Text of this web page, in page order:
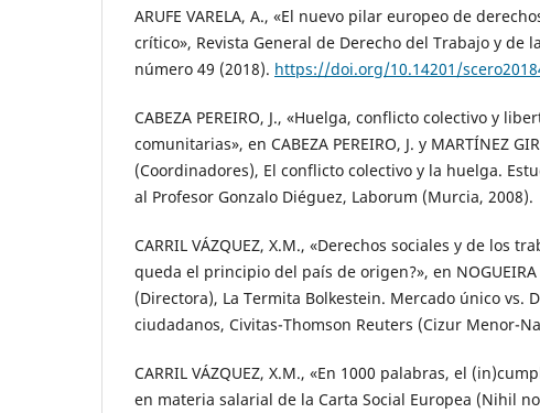
ARUFE VARELA, A., «El nuevo pilar europeo de
crítico», Revista General de Derecho del Trabajo y de
número 49 (2018). https://doi.org/10.14201/
CABEZA PEREIRO, J., «Huelga, conflicto colectivo y
comunitarias», en CABEZA PEREIRO, J. y MARTÍNEZ
(Coordinadores), El conflicto colectivo y la huelga.
al Profesor Gonzalo Diéguez, Laborum (Murcia, 2008).
CARRIL VÁZQUEZ, X.M., «Derechos sociales y de los
queda el principio del país de origen?», en NOGUEIRA
(Directora), La Termita Bolkestein. Mercado único vs.
ciudadanos, Civitas-Thomson Reuters (Cizur Menor-
CARRIL VÁZQUEZ, X.M., «En 1000 palabras, el
en materia salarial de la Carta Social Europea (Nihil